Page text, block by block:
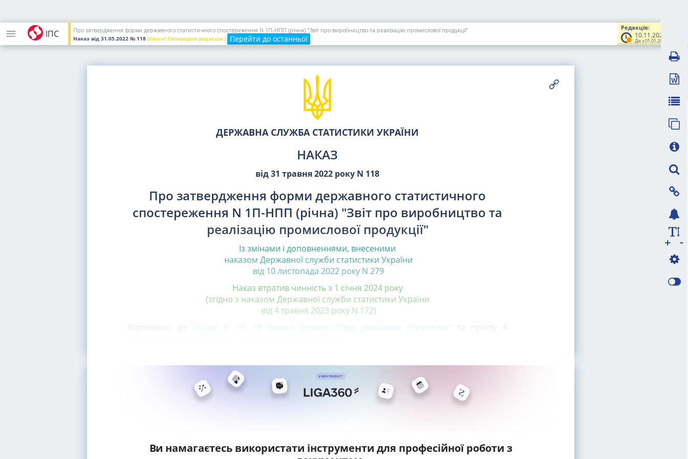
ІПС
Редакція:
10.11.2022
Діє з 01.01.2023
Про затвердження форми державного статистичного спостереження N 1П-НПП (річна) "Звіт про виробництво та реалізацію промислової продукції"
Наказ від 31.05.2022 № 118 (Увага! Попередня редакція.) Перейти до останньої
ДЕРЖАВНА СЛУЖБА СТАТИСТИКИ УКРАЇНИ
НАКАЗ
від 31 травня 2022 року N 118
Про затвердження форми державного статистичного
спостереження N 1П-НПП (річна) "Звіт про виробництво та
реалізацію промислової продукції"
Із змінами і доповненнями, внесеними
наказом Державної служби статистики України
від 10 листопада 2022 року N 279
Наказ втратив чинність з 1 січня 2024 року
(згідно з наказом Державної служби статистики України
від 4 травня 2023 року N 172)
Відповідно до статей 4 14 18 Закону України "Про державну статистику" та пункту 4
Ви намагаєтесь використати інструменти для професійної роботи з
-
+